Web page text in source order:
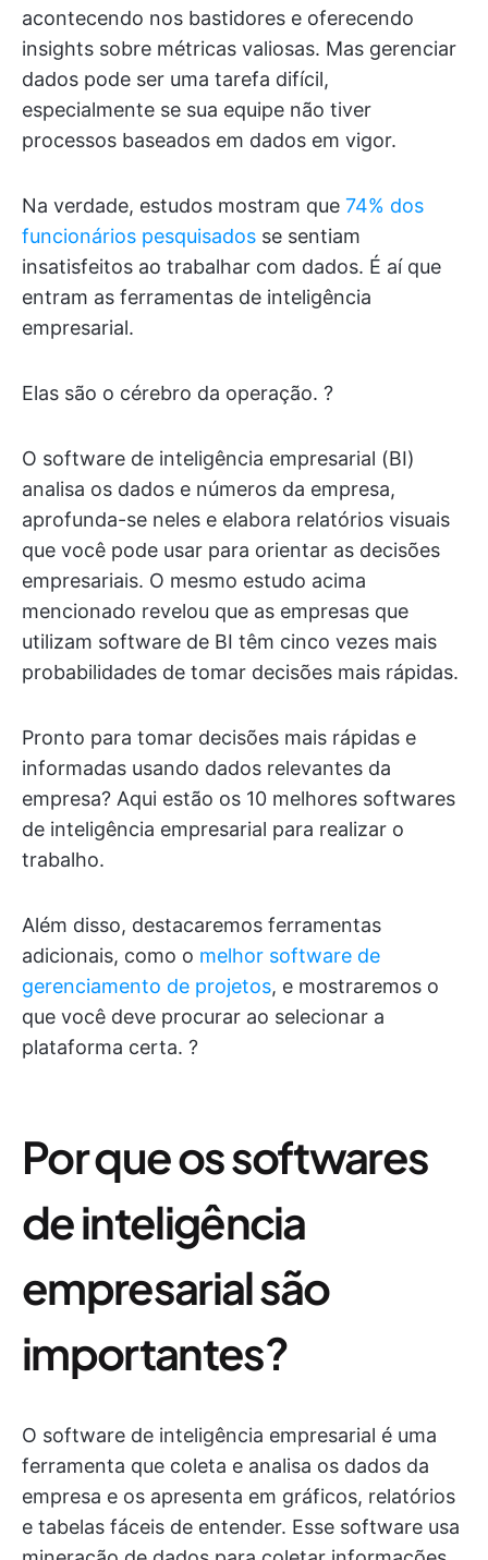
acontecendo nos bastidores e oferecendo
insights sobre métricas valiosas. Mas gerenciar
dados pode ser uma tarefa difícil,
especialmente se sua equipe não tiver
processos baseados em dados em vigor.
Na verdade, estudos mostram que 74% dos
funcionários pesquisados se sentiam
insatisfeitos ao trabalhar com dados. É aí que
entram as ferramentas de inteligência
empresarial.
Elas são o cérebro da operação. ?
O software de inteligência empresarial (BI)
analisa os dados e números da empresa,
aprofunda-se neles e elabora relatórios visuais
que você pode usar para orientar as decisões
empresariais. O mesmo estudo acima
mencionado revelou que as empresas que
utilizam software de BI têm cinco vezes mais
probabilidades de tomar decisões mais rápidas.
Pronto para tomar decisões mais rápidas e
informadas usando dados relevantes da
empresa? Aqui estão os 10 melhores softwares
de inteligência empresarial para realizar o
trabalho.
Além disso, destacaremos ferramentas
adicionais, como o melhor software de
gerenciamento de projetos, e mostraremos o
que você deve procurar ao selecionar a
plataforma certa. ?
Por que os softwares
de inteligência
empresarial são
importantes?
O software de inteligência empresarial é uma
ferramenta que coleta e analisa os dados da
empresa e os apresenta em gráficos, relatórios
e tabelas fáceis de entender. Esse software usa